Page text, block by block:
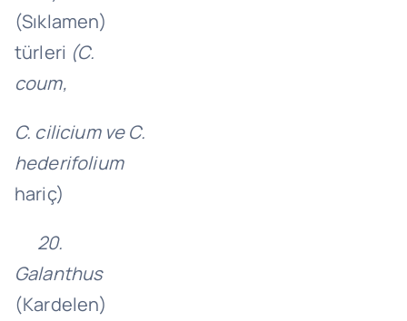
(Sıklamen)
türleri (C.
coum,
C. cilicium ve C.
hederifolium
hariç)
20.
Galanthus
(Kardelen)